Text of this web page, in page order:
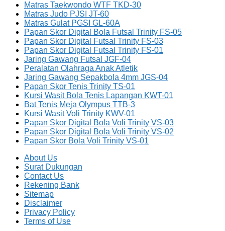
Matras Taekwondo WTF TKD-30
Matras Judo PJSI JT-60
Matras Gulat PGSI GL-60A
Papan Skor Digital Bola Futsal Trinity FS-05
Papan Skor Digital Futsal Trinity FS-03
Papan Skor Digital Futsal Trinity FS-01
Jaring Gawang Futsal JGF-04
Peralatan Olahraga Anak Atletik
Jaring Gawang Sepakbola 4mm JGS-04
Papan Skor Tenis Trinity TS-01
Kursi Wasit Bola Tenis Lapangan KWT-01
Bat Tenis Meja Olympus TTB-3
Kursi Wasit Voli Trinity KWV-01
Papan Skor Digital Bola Voli Trinity VS-03
Papan Skor Digital Bola Voli Trinity VS-02
Papan Skor Bola Voli Trinity VS-01
About Us
Surat Dukungan
Contact Us
Rekening Bank
Sitemap
Disclaimer
Privacy Policy
Terms of Use